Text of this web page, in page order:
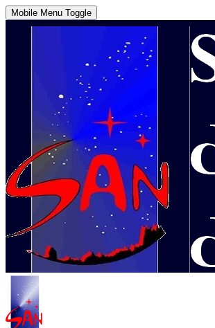
Mobile Menu Toggle